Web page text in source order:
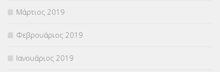
Μάρτιος 2019
Φεβρουάριος 2019
Ιανουάριος 2019